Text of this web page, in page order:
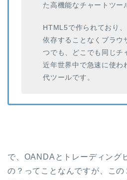
た高機能なチャートツー
HTML5で作られており
依存することなくブラウ
つでも、どこでも同じチ
近年世界中で急速に使わ
代ツールです。
で、OANDAとトレーディング
の？ってことなんですが、こ